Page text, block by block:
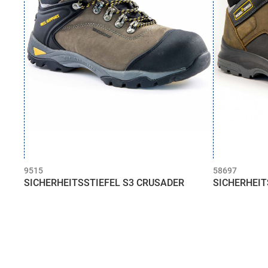
9515
SICHERHEITSSTIEFEL S3 CRUSADER
58697